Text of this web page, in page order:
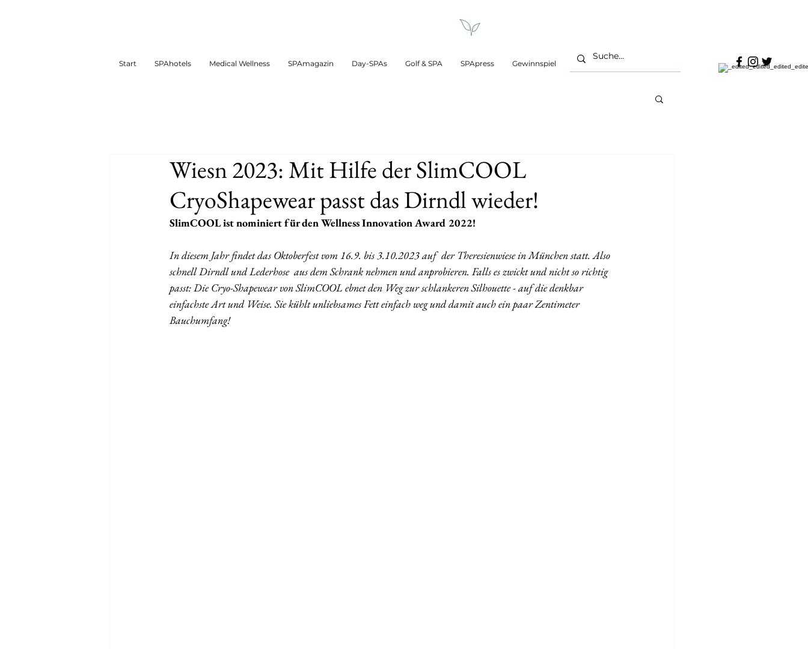
Start SPAhotels Medical Wellness SPAmagazin Day-SPAs Golf & SPA SPApress Gewinnspiel
Wiesn 2023: Mit Hilfe der SlimCOOL
CryoShapewear passt das Dirndl wieder!
SlimCOOL ist nominiert für den Wellness Innovation Award 2022!
In diesem Jahr findet das Oktoberfest vom 16.9. bis 3.10.2023 auf  der Theresienwiese in München statt. Also
schnell Dirndl und Lederhose  aus dem Schrank nehmen und anprobieren. Falls es zwickt und nicht so richtig
passt: Die Cryo-Shapewear von SlimCOOL ebnet den Weg zur schlankeren Silhouette - auf die denkbar
einfachste Art und Weise. Sie kühlt unliebsames Fett einfach weg und damit auch ein paar Zentimeter
Bauchumfang!